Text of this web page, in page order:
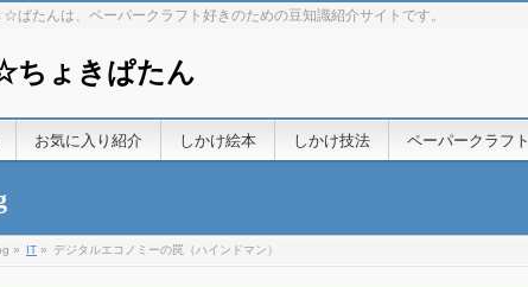
☆ぱたんは、ペーパークラフト好きのための豆知識紹介サイトです。
ちょきぱたん
お気に入り紹介 しかけ絵本 しかけ技法 ペーパークラフト
» IT » デジタルエコノミーの罠（ハインドマン）